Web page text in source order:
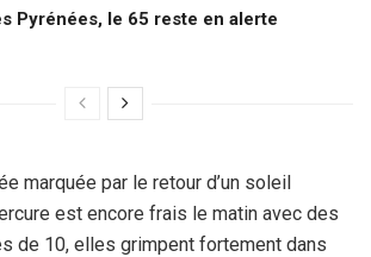
Pyrénées, le 65 reste en alerte
marquée par le retour d’un soleil
est encore frais le matin avec des
de 10, elles grimpent fortement dans